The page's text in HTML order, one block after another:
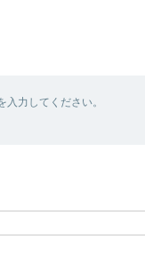
力してください。